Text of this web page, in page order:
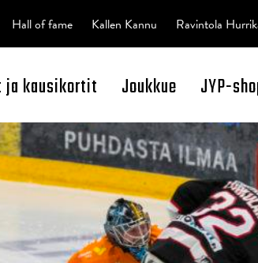
ja kausikortit Joukkue JYP-
Hall of fame Kallen Kannu Ravintola